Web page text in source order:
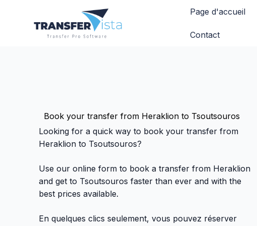
Page d'accueil
Contact
Book your transfer from Heraklion to Tsoutsouros
Looking for a quick way to book your transfer from
Heraklion to Tsoutsouros?
Use our online form to book a transfer from Heraklion
and get to Tsoutsouros faster than ever and with the
best prices available.
En quelques clics seulement, vous pouvez réserver